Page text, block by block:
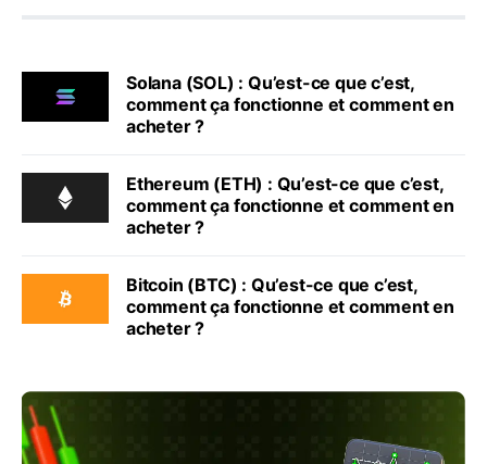
Solana (SOL) : Qu’est-ce que c’est,
comment ça fonctionne et comment en
acheter ?
Ethereum (ETH) : Qu’est-ce que c’est,
comment ça fonctionne et comment en
acheter ?
Bitcoin (BTC) : Qu’est-ce que c’est,
comment ça fonctionne et comment en
acheter ?